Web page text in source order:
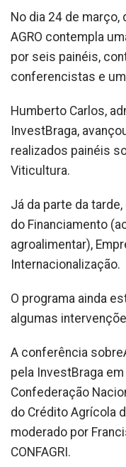
No dia 24 de março,
AGRO contempla
por seis painéis,
conferencistas e
Humberto Carlos,
InvestBraga,
realizados painéis
Viticultura.
Já da parte da
do Financiamento
agroalimentar),
Internacionalização.
O programa ainda
algumas
A conferência
pela InvestBraga
Confederação
do Crédito Agrícola
moderado por
CONFAGRI.